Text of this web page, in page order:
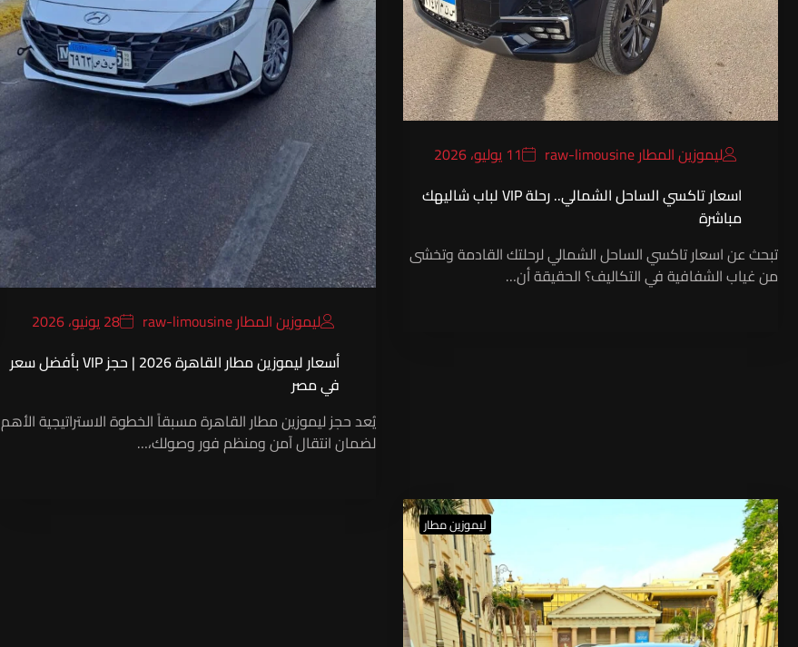
ليموزين المطار raw-limousine
11 يوليو، 2026
اسعار تاكسي الساحل الشمالي.. رحلة VIP لباب شاليهك
مباشرة
تبحث عن اسعار تاكسي الساحل الشمالي لرحلتك القادمة وتخشى
من غياب الشفافية في التكاليف؟ الحقيقة أن…
ليموزين المطار raw-limousine
28 يونيو، 2026
أسعار ليموزين مطار القاهرة 2026 | حجز VIP بأفضل سعر
في مصر
يُعد حجز ليموزين مطار القاهرة مسبقاً الخطوة الاستراتيجية الأهم
لضمان انتقال آمن ومنظم فور وصولك،…
ليموزين مطار